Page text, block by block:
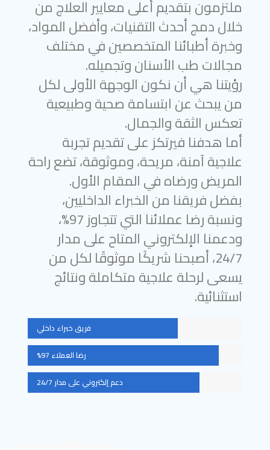
ملتزمون بتقديم أعلى معايير العلاج من
خلال دمج أحدث التقنيات، وأفضل المواد،
وخبرة أطبائنا المتخصصين في مختلف
مجالات طب الأسنان وتجميله.
رؤيتنا هي أن نكون الوجهة الأولى لكل
من يبحث عن ابتسامة صحية وطبيعية
تعكس الثقة والجمال.
أما هدفنا فيرتكز على تقديم تجربة
علاجية آمنة، مريحة، وموثوقة، تضع راحة
المريض ورضاه في المقام الأول.
بفضل فريقنا من الخبراء الداخليين،
ونسبة رضا عملائنا التي تتجاوز 97%،
ودعمنا الإلكتروني المتاح على مدار
24/7، أصبحنا شريكًا موثوقًا لكل من
يسعى لرحلة علاجية متكاملة ونتائج
استثنائية.
فريق خبراء داخلي
رضا العملاء 97%
دعم إلكتروني على مدار 24/7